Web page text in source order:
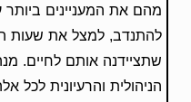
מהם את המעניינים
להתנדב, למצל את שעות
שתציידנה אותם לחיים.
הניהולית והרעיונית לכל